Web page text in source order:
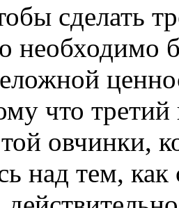
сделать
необходимо
что
овчинки,
над тем, как